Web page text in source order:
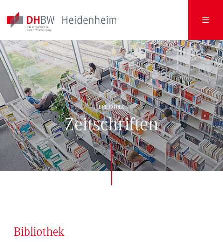
BIBLIOTHEK
Zeitschriften
Bibliothek